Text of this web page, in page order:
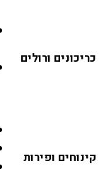
כריכונים ורולים
קינוחים ופירות